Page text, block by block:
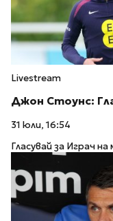
Livestream
Джон Стоунс:
31 юли, 16:54
Гласувай за Играч